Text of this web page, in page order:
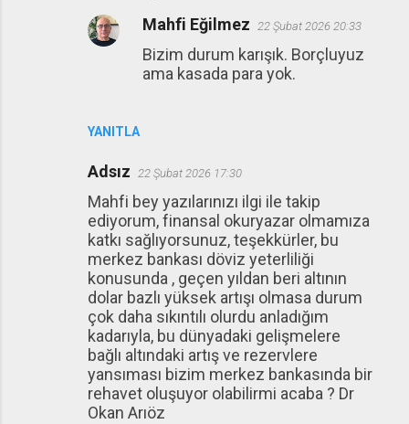
YANITLA
Mahfi Eğilmez 22 Şubat 2026 20:33
Bizim durum karışık. Borçluyuz
ama kasada para yok.
Adsız 22 Şubat 2026 17:30
Mahfi bey yazılarınızı ilgi ile takip
ediyorum, finansal okuryazar olmamıza
katkı sağlıyorsunuz, teşekkürler, bu
merkez bankası döviz yeterliliği
konusunda , geçen yıldan beri altının
dolar bazlı yüksek artışı olmasa durum
çok daha sıkıntılı olurdu anladığım
kadarıyla, bu dünyadaki gelişmelere
bağlı altındaki artış ve rezervlere
yansıması bizim merkez bankasında bir
rehavet oluşuyor olabilirmi acaba ? Dr
Okan Arıöz